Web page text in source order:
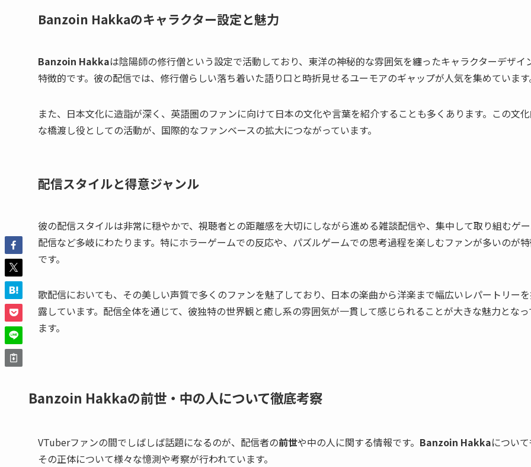
Banzoin Hakkaのキャラクター設定と魅力
Banzoin Hakkaは陰陽師の修行僧という設定で活動しており、東洋の神秘的な雰囲気を纏ったキャラクターデザイ
特徴的です。彼の配信では、修行僧らしい落ち着いた語り口と時折見せるユーモアのギャップが人気を集めています
また、日本文化に造詣が深く、英語圏のファンに向けて日本の文化や言葉を紹介することも多くあります。この文
な橋渡し役としての活動が、国際的なファンベースの拡大につながっています。
配信スタイルと得意ジャンル
彼の配信スタイルは非常に穏やかで、視聴者との距離感を大切にしながら進める雑談配信や、集中して取り組むゲ
配信など多岐にわたります。特にホラーゲームでの反応や、パズルゲームでの思考過程を楽しむファンが多いのが
です。
歌配信においても、その美しい声質で多くのファンを魅了しており、日本の楽曲から洋楽まで幅広いレパートリー
露しています。配信全体を通じて、彼独特の世界観と癒し系の雰囲気が一貫して感じられることが大きな魅力となっ
ます。
Banzoin Hakkaの前世・中の人について徹底考察
VTuberファンの間でしばしば話題になるのが、配信者の前世や中の人に関する情報です。 Banzoin Hakkaについて
その正体について様々な憶測や考察が行われています。